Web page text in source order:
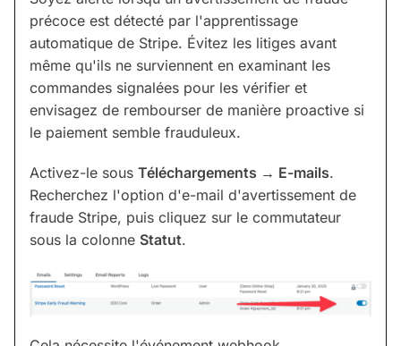
précoce est détecté par l'apprentissage
automatique de Stripe. Évitez les litiges avant
même qu'ils ne surviennent en examinant les
commandes signalées pour les vérifier et
envisagez de rembourser de manière proactive si
le paiement semble frauduleux.
Activez-le sous Téléchargements → E-mails.
Recherchez l'option d'e-mail d'avertissement de
fraude Stripe, puis cliquez sur le commutateur
sous la colonne Statut.